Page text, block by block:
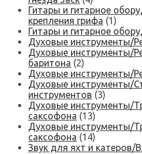
Гитары и гитарное
крепления грифа (1)
Гитары и гитарное
Духовые инструменты/
Духовые инструменты/
баритона (2)
Духовые инструменты/
Духовые инструменты/
инструментов (3)
Духовые инструменты/
саксофона (13)
Духовые инструменты/
саксофона (14)
Звук для яхт и катеров/